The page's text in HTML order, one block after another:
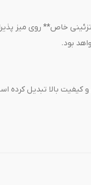
خاص** روی میز
بود.
کیفیت بالا تبدیل